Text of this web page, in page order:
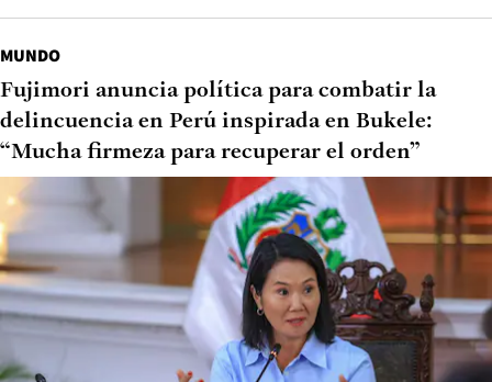
MUNDO
Fujimori anuncia política para combatir la
delincuencia en Perú inspirada en Bukele:
“Mucha firmeza para recuperar el orden”